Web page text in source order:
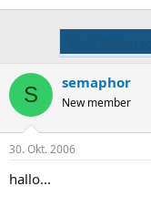
S semaphor
New member
30. Okt. 2006
hallo...